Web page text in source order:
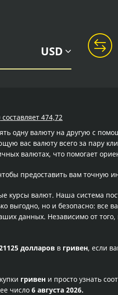
USD
474,72
одну валюту на другую с
вас валюту всего за пару
валютах, что помогает
предоставить вам точную
курсы валют. Наша система
выгодно, но и безопасно:
данных. Независимо от
долларов в гривен, если
гривен и просто узнать
число 6 августа 2026.